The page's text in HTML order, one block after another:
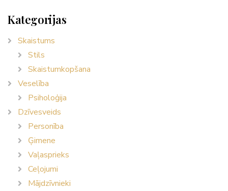
Kategorijas
Skaistums
Stils
Skaistumkopšana
Veselība
Psiholoģija
Dzīvesveids
Personība
Ģimene
Vaļasprieks
Ceļojumi
Mājdzīvnieki